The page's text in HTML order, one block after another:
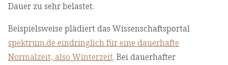
Dauer zu sehr belastet.
Beispielsweise plädiert das Wissenschaftsportal
spektrum.de eindringlich für eine dauerhafte
Normalzeit, also Winterzeit. Bei dauerhafter